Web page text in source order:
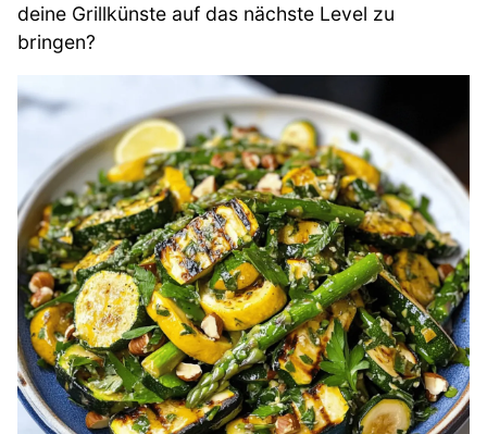
deine Grillkünste auf das nächste Level zu
bringen?